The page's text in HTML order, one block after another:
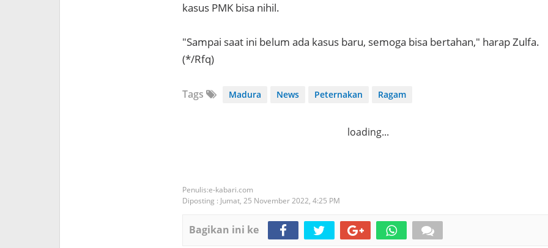
kasus PMK bisa nihil.
"Sampai saat ini belum ada kasus baru, semoga bisa bertahan," harap Zulfa.
(*/Rfq)
Tags Madura News Peternakan Ragam
loading...
e-kabari.com
Diposting : Jumat, 25 November 2022, 4:25 PM
Bagikan ini ke